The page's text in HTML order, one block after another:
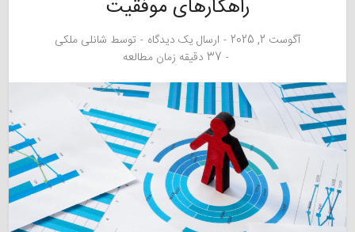
راهکارهای موفقیت
آگوست 2, 2025 ارسال یک دیدگاه توسط شانلی ملکی
37 دقیقه زمان مطالعه